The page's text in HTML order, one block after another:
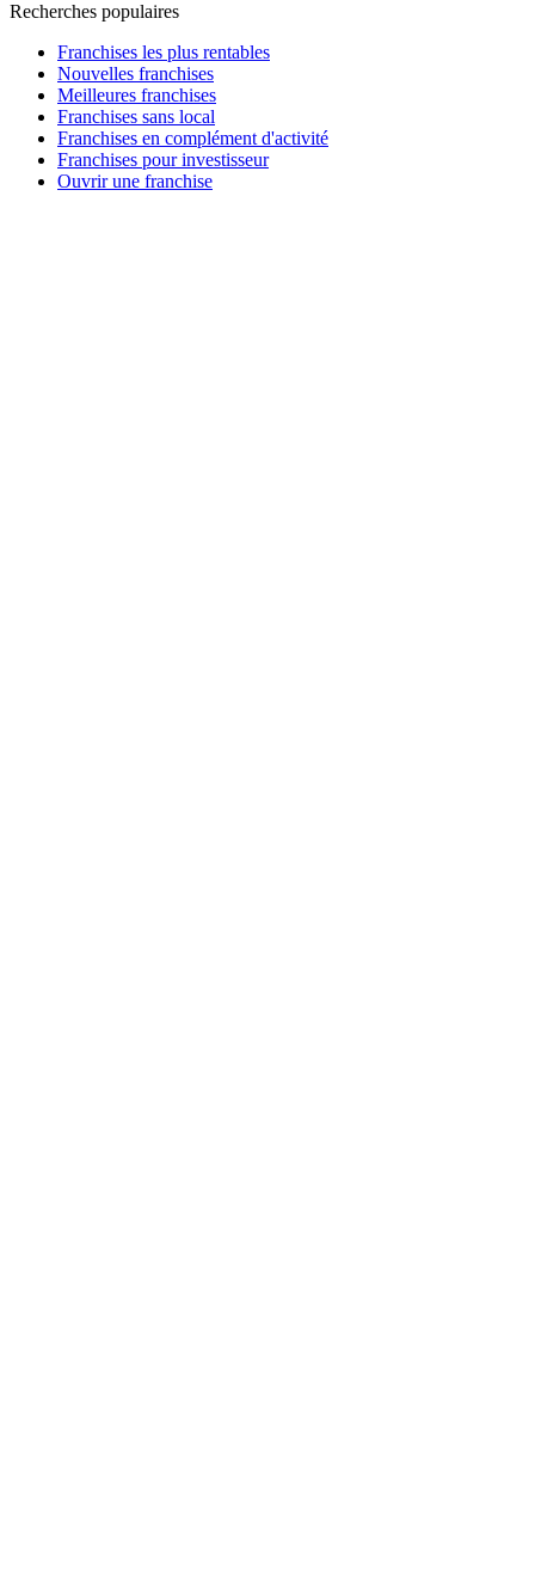
Recherches populaires
Franchises les plus rentables
Nouvelles franchises
Meilleures franchises
Franchises sans local
Franchises en complément d'activité
Franchises pour investisseur
Ouvrir une franchise